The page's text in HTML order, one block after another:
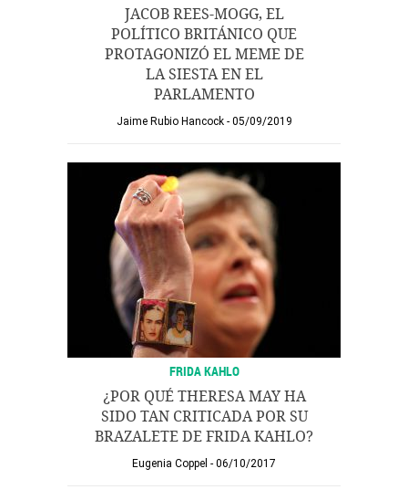
JACOB REES-MOGG, EL
POLÍTICO BRITÁNICO QUE
PROTAGONIZÓ EL MEME DE
LA SIESTA EN EL
PARLAMENTO
Jaime Rubio Hancock 05/09/2019
FRIDA KAHLO
¿POR QUÉ THERESA MAY HA
SIDO TAN CRITICADA POR SU
BRAZALETE DE FRIDA KAHLO?
Eugenia Coppel 06/10/2017